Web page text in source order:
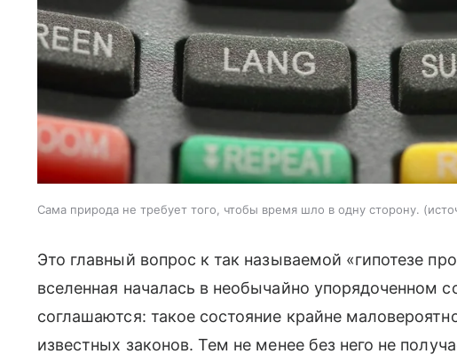
Сама природа не требует того, чтобы время шло в одну сторону.
Это главный вопрос к так называемой «гипотезе
вселенная началась в необычайно упорядоченном
соглашаются: такое состояние крайне
известных законов. Тем не менее без него не